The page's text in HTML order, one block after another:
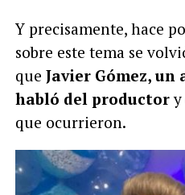
Y precisamente, hace
sobre este tema se
que Javier Gómez,
habló del productory
que ocurrieron.